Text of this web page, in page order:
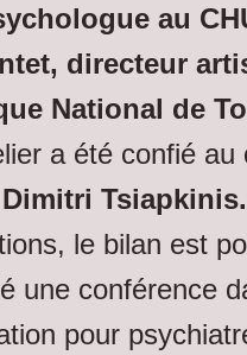
au
directeur
National de
a été confié au
Tsiapkinis.
le bilan est
une conférence
pour